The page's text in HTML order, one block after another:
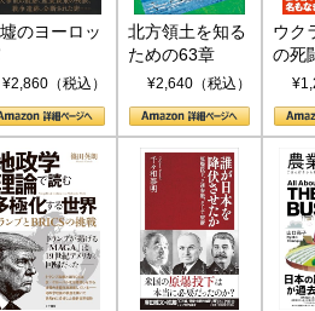
のヨーロッ
¥2,860（税込）
北方領土を知る
ための63章
¥2,640（税込）
ウク
の死
レ